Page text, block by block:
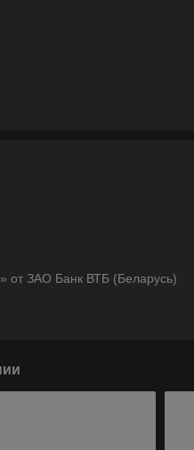
от ЗАО Банк ВТБ (Беларусь)